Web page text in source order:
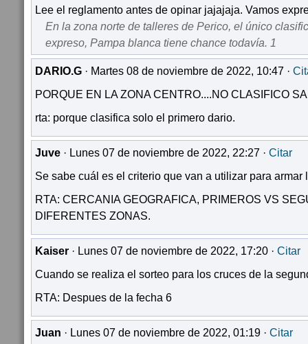
Lee el reglamento antes de opinar jajajaja. Vamos
En la zona norte de talleres de Perico, el único
expreso, Pampa blanca tiene chance todavía. 1
DARIO.G · Martes 08 de noviembre de 2022, 10:47 ·
PORQUE EN LA ZONA CENTRO....NO CLASIFICO
rta: porque clasifica solo el primero dario.
Juve · Lunes 07 de noviembre de 2022, 22:27 · Citar
Se sabe cuál es el criterio que van a utilizar para armar
RTA: CERCANIA GEOGRAFICA, PRIMEROS VS
DIFERENTES ZONAS.
Kaiser · Lunes 07 de noviembre de 2022, 17:20 · Citar
Cuando se realiza el sorteo para los cruces de la
RTA: Despues de la fecha 6
Juan · Lunes 07 de noviembre de 2022, 01:19 · Citar